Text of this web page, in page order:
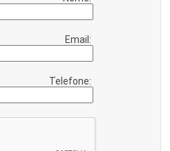
Email:
Telefone: